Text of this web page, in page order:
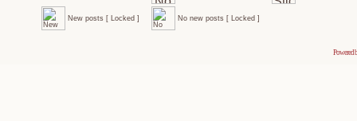
New posts [ Locked ] No new posts [ Locked ]
Powered